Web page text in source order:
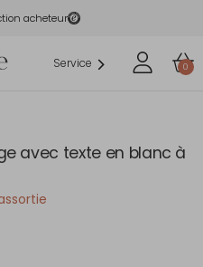
acheteur
Service 0
avec texte en blanc à